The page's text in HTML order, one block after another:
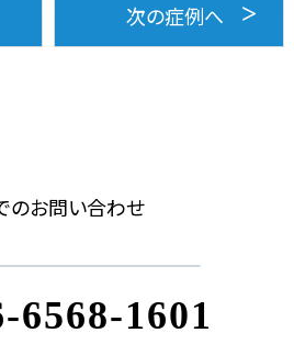
次の症例へ
のお問い合わせ
6568-1601